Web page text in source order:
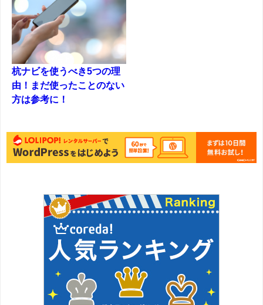
杭ナビを使うべき5つの理
由！まだ使ったことのない
方は参考に！